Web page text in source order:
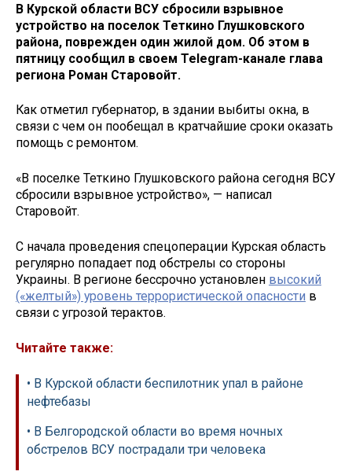
В Курской области ВСУ сбросили взрывное
устройство на поселок Теткино Глушковского
района, поврежден один жилой дом. Об этом в
пятницу сообщил в своем Telegram-канале глава
региона Роман Старовойт.
Как отметил губернатор, в здании выбиты окна, в
связи с чем он пообещал в кратчайшие сроки оказать
помощь с ремонтом.
«В поселке Теткино Глушковского района сегодня ВСУ
сбросили взрывное устройство», — написал
Старовойт.
С начала проведения спецоперации Курская область
регулярно попадает под обстрелы со стороны
Украины. В регионе бессрочно установлен высокий
(«желтый») уровень террористической опасности в
связи с угрозой терактов.
Читайте также:
• В Курской области беспилотник упал в районе
нефтебазы
• В Белгородской области во время ночных
обстрелов ВСУ пострадали три человека